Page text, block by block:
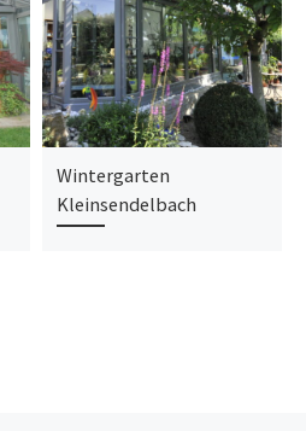
Wintergarten
Kleinsendelbach